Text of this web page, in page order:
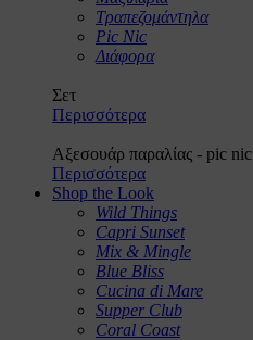
Τραπεζομάντηλα
Pic Nic
Διάφορα
Σετ
Περισσότερα
Αξεσουάρ παραλίας - pic nic
Περισσότερα
Shop the Look
Wild Things
Capri Sunset
Mix & Mingle
Blue Bliss
Cucina di Mare
Supper Club
Coral Coast